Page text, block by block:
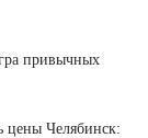
привычных
цены Челябинск: